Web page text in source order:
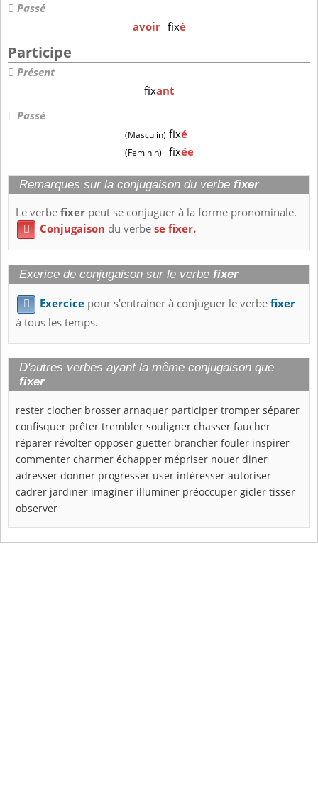
Passé
avoir fixé
Participe
Présent
fixant
Passé
(Masculin) fixé
(Feminin) fixée
Remarques sur la conjugaison du verbe fixer
Le verbefixer peut se conjuguer à la forme pronominale.
 Conjugaison du verbese fixer.
Exerice de conjugaison sur le verbe fixer
 Exercice pour s'entrainer à conjuguer le verbefixer
à tous les temps.
D'autres verbes ayant la même conjugaison que
fixer
rester clocher brosser arnaquer participer tromper séparer
confisquer prêter trembler souligner chasser faucher
réparer révolter opposer guetter brancher fouler inspirer
commenter charmer échapper mépriser nouer diner
adresser donner progresser user intéresser autoriser
cadrer jardiner imaginer illuminer préoccuper gicler tisser
observer